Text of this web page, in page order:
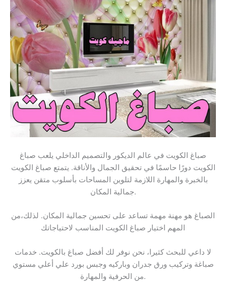
صباغ الكويت في عالم الديكور والتصميم الداخلي يلعب صباغ
الكويت دورًا حاسمًا في تحقيق الجمال والأناقة. يتمتع صباغ الكويت
بالخبرة والمهارة اللازمة لتلوين المساحات بأسلوب متقن يعزز
جمالية المكان.
الصباغ هو مهنة مهمة تساعد على تحسين جمالية المكان. لذلك،من
المهم اختيار صباغ الكويت المناسب لاحتياجاتك
لا داعي للبحث كثيرا، نحن نوفر لك أفضل صباغ بالكويت. خدمات
صباغة وتركيب ورق جدران وباركيه وجبس بورد علي أعلي مستوي
من الحرفية والمهارة.